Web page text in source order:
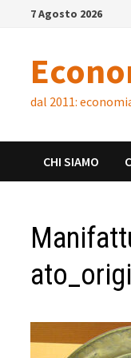
7 Agosto 2026
dal 2011:
CHI SIAMO